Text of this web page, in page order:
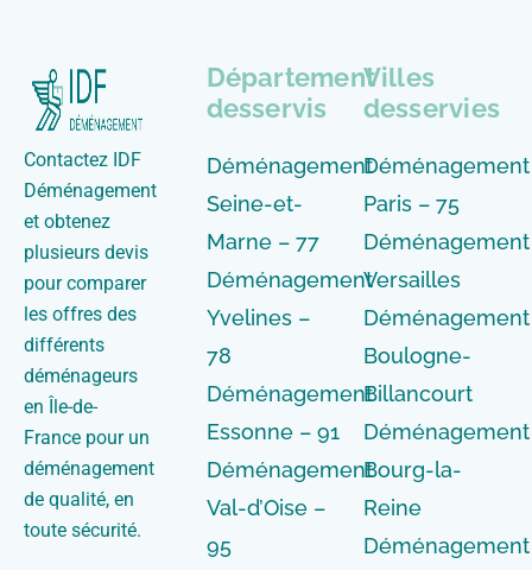
Contactez IDF
Déménagement
et obtenez
plusieurs devis
pour comparer
les offres des
différents
déménageurs
en Île-de-
France pour un
déménagement
de qualité, en
toute sécurité.
Département
desservis
Déménagement
Seine-et-
Marne – 77
Déménagement
Yvelines –
78
Déménagement
Essonne – 91
Déménagement
Val-d’Oise –
95
Villes
desservies
Déménagement
Paris – 75
Déménagement
Versailles
Déménagement
Boulogne-
Billancourt
Déménagement
Bourg-la-
Reine
Déménagement